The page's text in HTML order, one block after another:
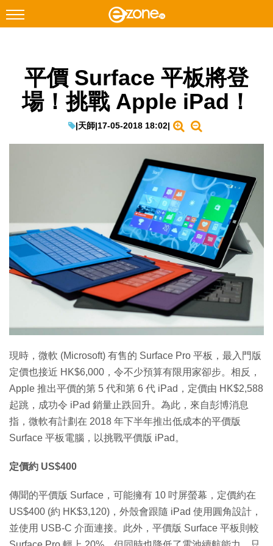
Facebook Instagram
科技焦點
遊戲動漫
生成式AI與雲端應用
Enterprise Digital Transformation
平價 Surface 平板將登
場！挑戰 Apple iPad！
|天師|17-05-2018 18:02|
現時，微軟 (Microsoft) 有售的 Surface Pro 平板，最入門版
定價也接近 HK$6,000，令不少預算有限用家卻步。相反，
Apple 推出平價的第 5 代和第 6 代 iPad，定價由 HK$2,588
起跳，成功令 iPad 銷量止跌回升。為此，來自彭博消息
指，微軟有計劃在 2018 年下半年推出低成本的平價版
Surface 平板電腦，以挑戰平價版 iPad。
定價約 US$400
傳聞的平價版 Surface，可能擁有 10 吋屏螢幕，定價約在
US$400 (約 HK$3,120)，外殼會跟隨 iPad 使用圓角設計，
並使用 USB-C 介面連接。此外，平價版 Surface 平板則較